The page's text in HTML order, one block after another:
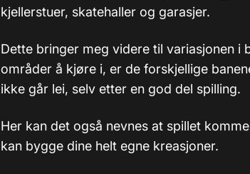
kjellerstuer, skatehaller og garasjer.
Dette bringer meg videre til variasjonen i
områder å kjøre i, er de forskjellige
ikke går lei, selv etter en god del spilling.
Her kan det også nevnes at spillet
kan bygge dine helt egne kreasjoner.